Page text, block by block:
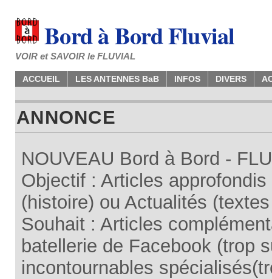
Bord à Bord Fluvial
VOIR et SAVOIR le FLUVIAL
ACCUEIL LES ANTENNES BaB INFOS DIVERS
ANNONCE
NOUVEAU Bord à Bord -
Objectif : Articles
(histoire) ou Actualités
Souhait : Articles
batellerie de Facebook (trop
incontournables